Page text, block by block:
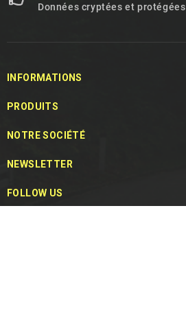
Données cryptées et protégées
INFORMATIONS
PRODUITS
NOTRE SOCIÉTÉ
NEWSLETTER
FOLLOW US